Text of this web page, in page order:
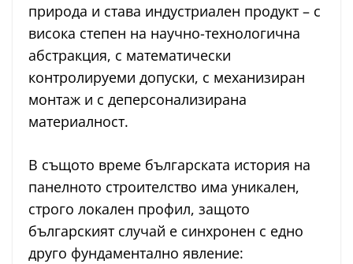
природа и става индустриален продукт – с
висока степен на научно-технологична
абстракция, с математически
контролируеми допуски, с механизиран
монтаж и с деперсонализирана
материалност.
В същото време българската история на
панелното строителство има уникален,
строго локален профил, защото
българският случай е синхронен с едно
друго фундаментално явление: